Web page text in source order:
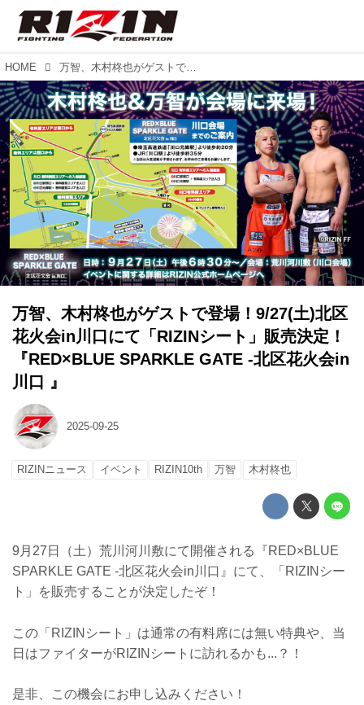
HOME 万智、木村柊也がゲストで登場！9/27(土)北区花火会in川口にて「RIZINシート」販売決定！ 『RED×BLUE SPARKLE GATE -北区花火会in川口 』
万智、木村柊也がゲストで登場！9/27(土)北区
花火会in川口にて「RIZINシート」販売決定！
『RED×BLUE SPARKLE GATE -北区花火会in
川口 』
2025-09-25
RIZINニュース イベント RIZIN10th 万智 木村柊也
9月27日（土）荒川河川敷にて開催される『RED×BLUE
SPARKLE GATE -北区花火会in川口』にて、「RIZINシー
ト」を販売することが決定したぞ！
この「RIZINシート」は通常の有料席には無い特典や、当
日はファイターがRIZINシートに訪れるかも...？！
是非、この機会にお申し込みください！